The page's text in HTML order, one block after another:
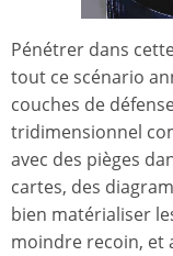
Pénétrer dans
tout ce scénario
couches de
tridimensionnel
avec des pièges
cartes, des
bien matérialiser
moindre recoin, et